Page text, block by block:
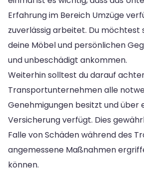
Erfahrung im Bereich Umzüge
zuverlässig arbeitet. Du möchtest
deine Möbel und persönlichen
und unbeschädigt ankommen.
Weiterhin solltest du darauf
Transportunternehmen alle
Genehmigungen besitzt und über
Versicherung verfügt. Dies
Falle von Schäden während des
angemessene Maßnahmen
können.